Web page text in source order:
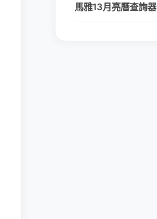
馬雅13月亮曆查詢器